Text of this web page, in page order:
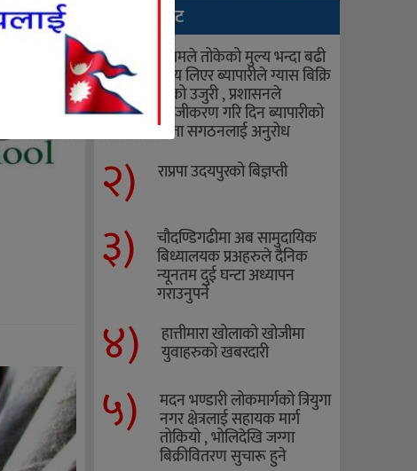
ताजा अपडेट
१) निगमले तोकेको मुल्य भन्दा बढी
मुल्य लिएर ब्यापारीले ग्यास बिक्रि
गरेको उजुरी , प्रशासनले
सहजीकरण गरि दिन ब्यापारीको
छाता सगठनलाई अनुरोध
२) राप्रपा उदयपुरको बिज्ञप्ती
३) चौदण्डिगढीमा अब सामुदायिक
बिध्यालयक प्रअहरुले दैनिक
न्यूनतम दुई घन्टा अध्यापन
गराउनुपर्ने
४) हात्तीमारा खोलाको खोजीमा
युवाहरुको खबरदारी
५) मदन भण्डारी लोकमार्गको त्रियुगा
नगर क्षेत्रलाई सहायक मार्ग
तोकियो , भोलिदेखि जग्गा
बिक्रीवितरण सुचारू हुने